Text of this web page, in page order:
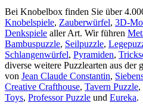
Bei Knobelbox finden Sie über
Knobelspiele, Zauberwürfel, 3D-
Denkspiele aller Art. Wir führen
Bambuspuzzle, Seilpuzzle,
Schlangenwürfel, Pyramiden,
diverse weitere Puzzlearten aus der
von Jean Claude Constantin,
Creative Crafthouse, Tavern Puzzle,
Toys, Professor Puzzle und Eureka.